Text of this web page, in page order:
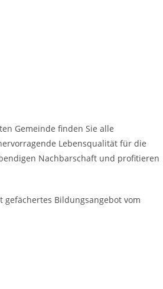
Gemeinde finden Sie alle
Lebensqualität für die
Nachbarschaft und profitieren
Bildungsangebot vom